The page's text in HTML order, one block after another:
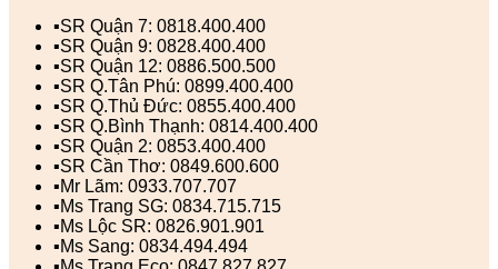
▪️SR Quận 7: 0818.400.400
▪️SR Quận 9: 0828.400.400
▪️SR Quận 12: 0886.500.500
▪️SR Q.Tân Phú: 0899.400.400
▪️SR Q.Thủ Đức: 0855.400.400
▪️SR Q.Bình Thạnh: 0814.400.400
▪️SR Quận 2: 0853.400.400
▪️SR Cần Thơ: 0849.600.600
▪️Mr Lãm: 0933.707.707
▪️Ms Trang SG: 0834.715.715
▪️Ms Lộc SR: 0826.901.901
▪️Ms Sang: 0834.494.494